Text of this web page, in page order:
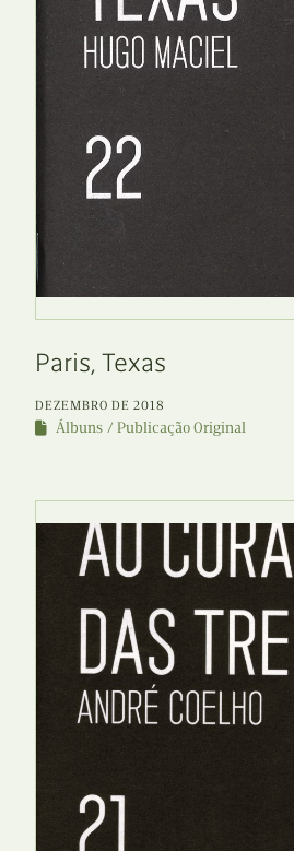
Paris, Texas
DEZEMBRO DE 2018
Álbuns Publicação Original